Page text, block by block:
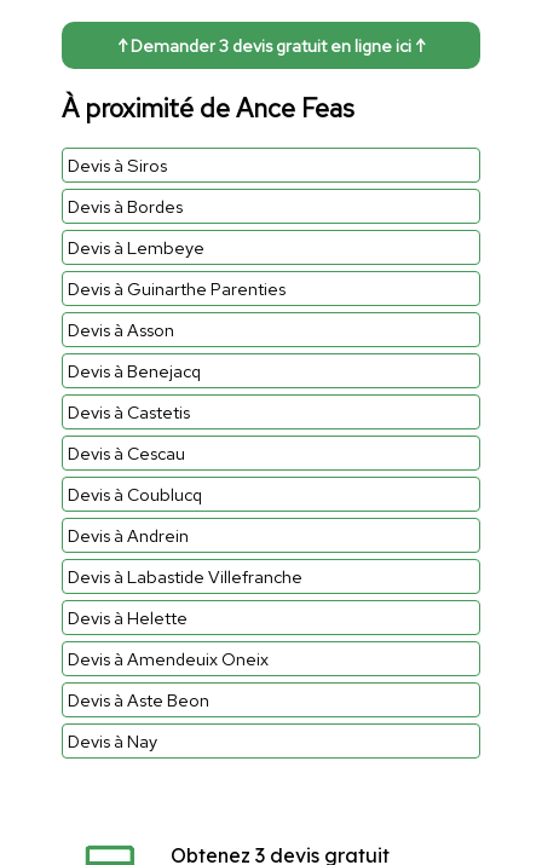
↑ Demander 3 devis gratuit en ligne ici ↑
À proximité de Ance Feas
Devis à Siros
Devis à Bordes
Devis à Lembeye
Devis à Guinarthe Parenties
Devis à Asson
Devis à Benejacq
Devis à Castetis
Devis à Cescau
Devis à Coublucq
Devis à Andrein
Devis à Labastide Villefranche
Devis à Helette
Devis à Amendeuix Oneix
Devis à Aste Beon
Devis à Nay
Obtenez 3 devis gratuit